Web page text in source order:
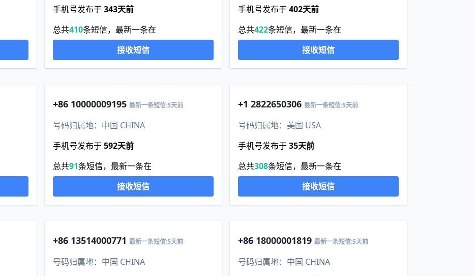
手机号发布于343天前
总共410条短信，最新一条在
接收短信
手机号发布于402天前
总共422条短信，最新一条在
接收短信
+86 10000009195 最新一条短信:5天前
号码归属地：中国 CHINA
手机号发布于592天前
总共91条短信，最新一条在
接收短信
+1 2822650306 最新一条短信:5天前
号码归属地：美国 USA
手机号发布于35天前
总共308条短信，最新一条在
接收短信
+86 13514000771 最新一条短信:5天前
号码归属地：中国 CHINA
+86 18000001819 最新一条短信:5天前
号码归属地：中国 CHINA